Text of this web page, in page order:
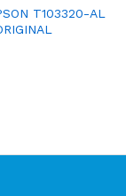
T103320-AL